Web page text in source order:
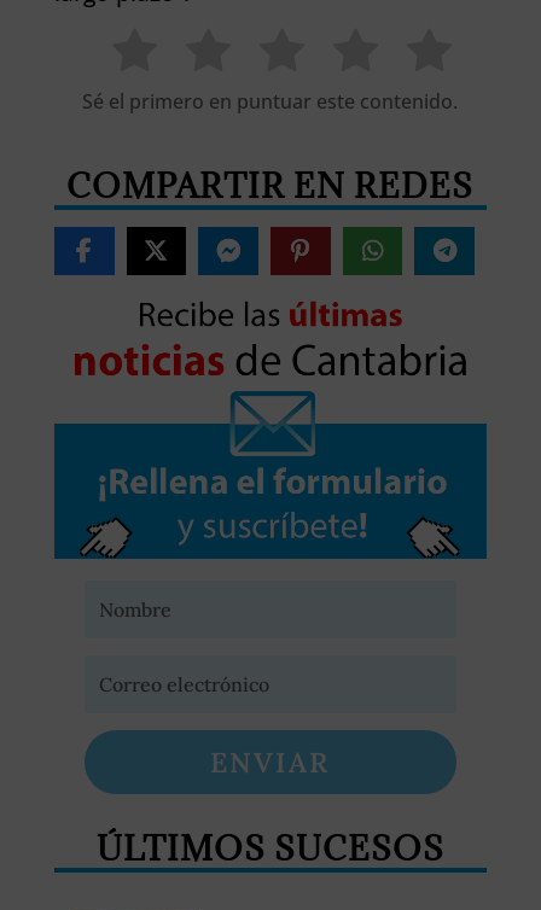
Sé el primero en puntuar este contenido.
COMPARTIR EN REDES
ENVIAR
ÚLTIMOS SUCESOS